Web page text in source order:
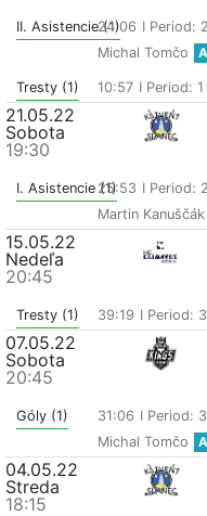
II. Asistencie (1)
24:06 I Period: 2
Michal Tomčo
Tresty (1) 10:57 I Period: 1
21.05.22
Sobota
19:30
I. Asistencie (1)25:53 I Period: 2
Martin Kanuščák
15.05.22
Nedeľa
20:45
Tresty (1) 39:19 I Period: 3
07.05.22
Sobota
20:45
Góly (1) 31:06 I Period: 3
Michal Tomčo
04.05.22
Streda
18:15